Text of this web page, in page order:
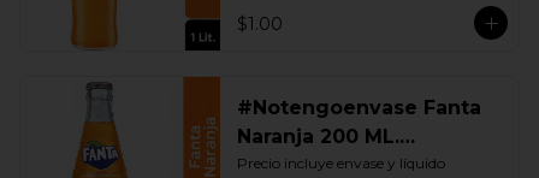
$1.00
#Notengoenvase Fanta
Naranja 200 ML.
Retornable
Precio incluye envase y líquido